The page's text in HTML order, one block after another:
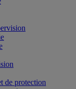
de protection